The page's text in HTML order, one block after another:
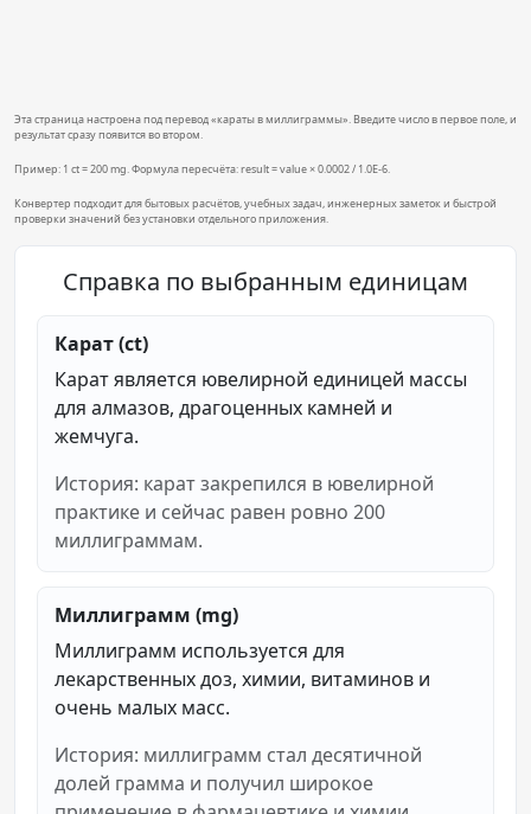
Эта страница настроена под перевод «караты в миллиграммы». Введите число в первое поле, и
результат сразу появится во втором.
Пример: 1 ct = 200 mg. Формула пересчёта: result = value × 0.0002 / 1.0E-6.
Конвертер подходит для бытовых расчётов, учебных задач, инженерных заметок и быстрой
проверки значений без установки отдельного приложения.
Справка по выбранным единицам
Карат (ct)
Карат является ювелирной единицей массы
для алмазов, драгоценных камней и
жемчуга.
История: карат закрепился в ювелирной
практике и сейчас равен ровно 200
миллиграммам.
Миллиграмм (mg)
Миллиграмм используется для
лекарственных доз, химии, витаминов и
очень малых масс.
История: миллиграмм стал десятичной
долей грамма и получил широкое